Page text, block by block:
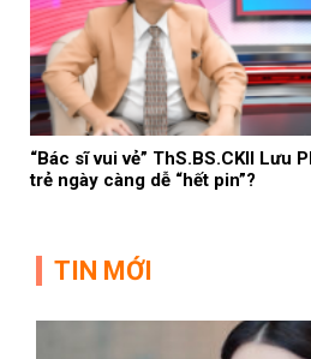
“Bác sĩ vui vẻ” ThS.BS.CKII Lưu
trẻ ngày càng dễ “hết pin”?
TIN MỚI